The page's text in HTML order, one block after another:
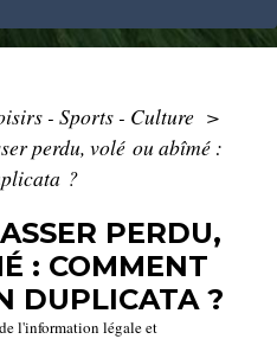
- Sports - Culture >
perdu, volé ou abîmé :
?
PERDU,
: COMMENT
DUPLICATA ?
l'information légale et